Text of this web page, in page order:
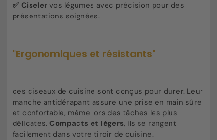
✅ Ciseler vos légumes avec précision pour des
présentations soignées.
"Ergonomiques et résistants"
ces ciseaux de cuisine sont conçus pour durer. Leur
manche antidérapant assure une prise en main sûre
et confortable, même lors des tâches les plus
délicates. Compacts et légers, ils se rangent
facilement dans votre tiroir de cuisine.